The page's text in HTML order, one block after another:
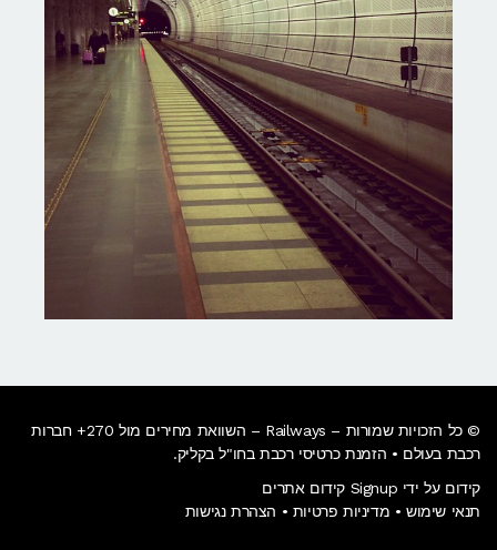
© כל הזכויות שמורות – Railways – השוואת מחירים מול 270+ חברות
רכבת בעולם • הזמנת כרטיסי רכבת בחו"ל בקליק​.
קידום על ידי Signup קידום אתרים
תנאי שימוש • מדיניות פרטיות • הצהרת נגישות